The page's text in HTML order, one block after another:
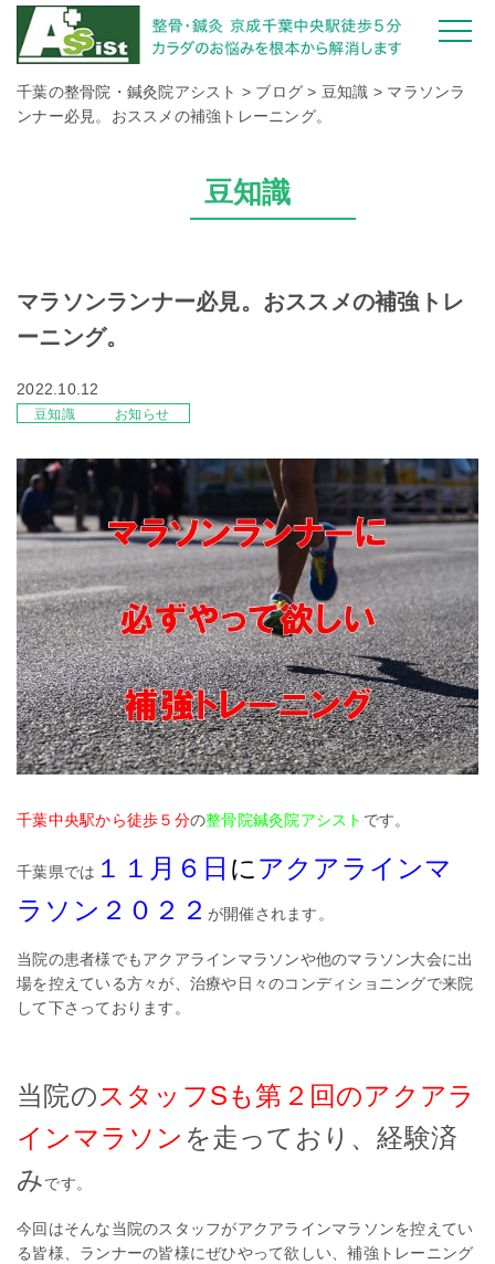
千葉の整骨院・鍼灸院アシスト > ブログ > 豆知識 > マラソンラ
ンナー必見。おススメの補強トレーニング。
豆知識
マラソンランナー必見。おススメの補強トレ
ーニング。
2022.10.12
豆知識 お知らせ
千葉中央駅から徒歩５分の整骨院鍼灸院アシスト です。
千葉県では １１月６日 に アクアラインマ
ラソン２０２２ が開催されます。
当院の患者様でもアクアラインマラソンや他のマラソン大会に出
場を控えている方々が、治療や日々のコンディショニングで来院
して下さっております。
当院の スタッフSも第２回のアクアラ
インマラソン を走っており、経験済
みです。
今回はそんな当院のスタッフがアクアラインマラソンを控えてい
る皆様、ランナーの皆様にぜひやって欲しい、補強トレーニング